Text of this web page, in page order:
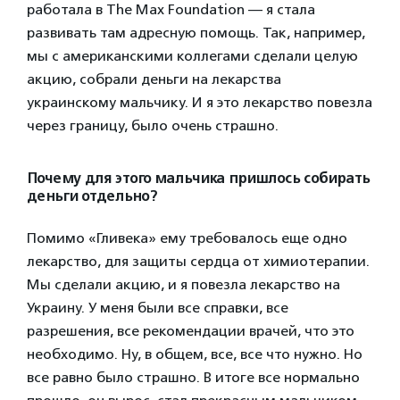
работала в The Max Foundation — я стала
развивать там адресную помощь. Так, например,
мы с американскими коллегами сделали целую
акцию, собрали деньги на лекарства
украинскому мальчику. И я это лекарство повезла
через границу, было очень страшно.
Почему для этого мальчика пришлось собирать
деньги отдельно?
Помимо «Гливека» ему требовалось еще одно
лекарство, для защиты сердца от химиотерапии.
Мы сделали акцию, и я повезла лекарство на
Украину. У меня были все справки, все
разрешения, все рекомендации врачей, что это
необходимо. Ну, в общем, все, все что нужно. Но
все равно было страшно. В итоге все нормально